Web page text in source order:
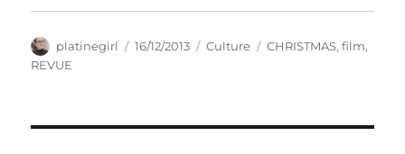
Auteur
platinegirl
Publié
16/12/2013 Catégories
Culture Étiquettes
CHRISTMAS,film,
REVUE